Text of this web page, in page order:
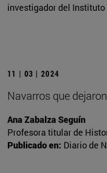
investigador del Instituto
11 | 03 | 2024
Navarros que
Ana Zabalza Seguín
Profesora titular de
Publicado en: Diario de